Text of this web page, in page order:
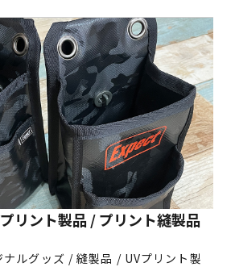
リント製品 /プリント縫製品
ナルグッズ / 縫製品 / UVプリント製